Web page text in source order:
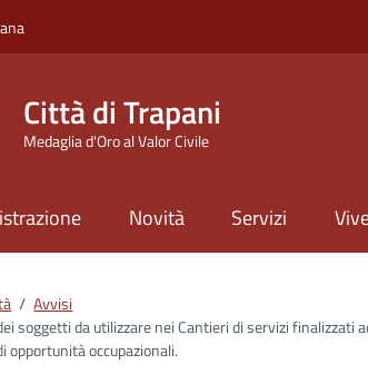
Città di Trapani
Medaglia d'Oro al Valor Civile
Novità Servizi
/ Avvisi
soggetti da utilizzare nei Cantieri di servizi
opportunità occupazionali.